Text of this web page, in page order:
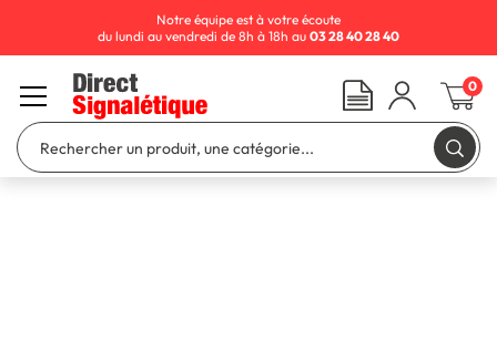
Notre équipe est à votre écoute
du lundi au vendredi de 8h à 18h au 03 28 40 28 40
0